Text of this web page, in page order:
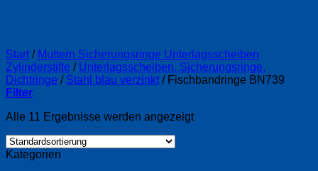
Start / Muttern Sicherungsringe Unterlagsscheiben
Zylinderstifte / Unterlagsscheiben, Sicherungsringe,
Dichtringe / Stahl blau verzinkt /Fischbandringe BN739
Filter
Alle 11 Ergebnisse werden angezeigt
Kategorien